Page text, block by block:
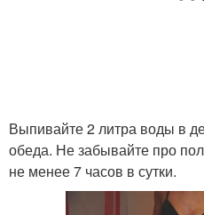
Выпивайте 2 литра воды в
обеда. Не забывайте про
не менее 7 часов в сутки.